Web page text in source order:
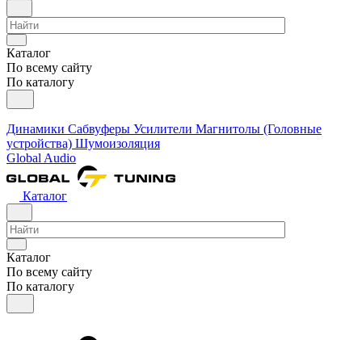
Каталог
По всему сайту
По каталогу
Динамики Сабвуферы Усилители Магнитолы (Головные
устройства) Шумоизоляция
Global Audio
Каталог
Каталог
По всему сайту
По каталогу